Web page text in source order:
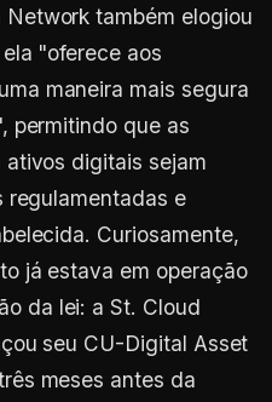
também elogiou
"oferece aos
maneira mais segura
permitindo que as
digitais sejam
regulamentadas e
Curiosamente,
já estava em operação
da lei: a St. Cloud
seu CU-Digital Asset
meses antes da